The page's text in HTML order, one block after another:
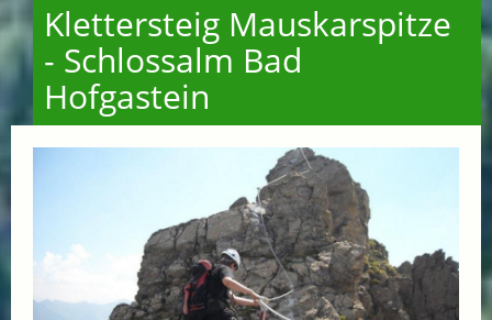
Klettersteig Mauskarspitze
- Schlossalm Bad
Hofgastein